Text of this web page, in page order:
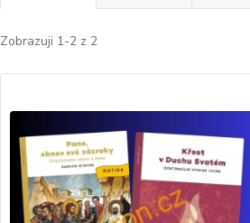
Zobrazuji 1-2 z 2